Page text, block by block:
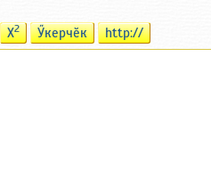
X2 Ӳкерчӗк http://